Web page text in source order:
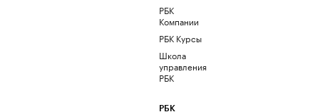
РБК
Компании
РБК Курсы
Школа
управления
РБК
РБК